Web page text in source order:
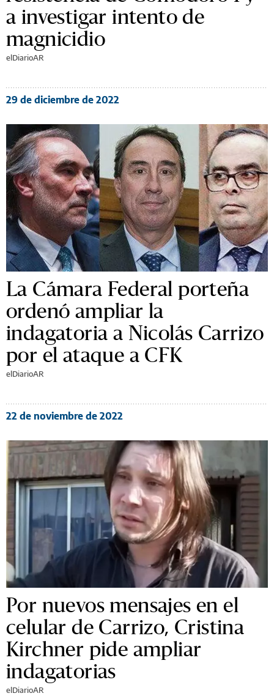
a investigar intento de
magnicidio
elDiarioAR
29 de diciembre de 2022
La Cámara Federal porteña
ordenó ampliar la
indagatoria a Nicolás Carrizo
por el ataque a CFK
elDiarioAR
22 de noviembre de 2022
Por nuevos mensajes en el
celular de Carrizo, Cristina
Kirchner pide ampliar
indagatorias
elDiarioAR